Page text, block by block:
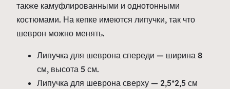
также камуфлированными и однотонными
костюмами. На кепке имеются липучки, так что
шеврон можно менять.
Липучка для шеврона спереди — ширина 8
см, высота 5 см.
Липучка для шеврона сверху — 2,5*2,5 см